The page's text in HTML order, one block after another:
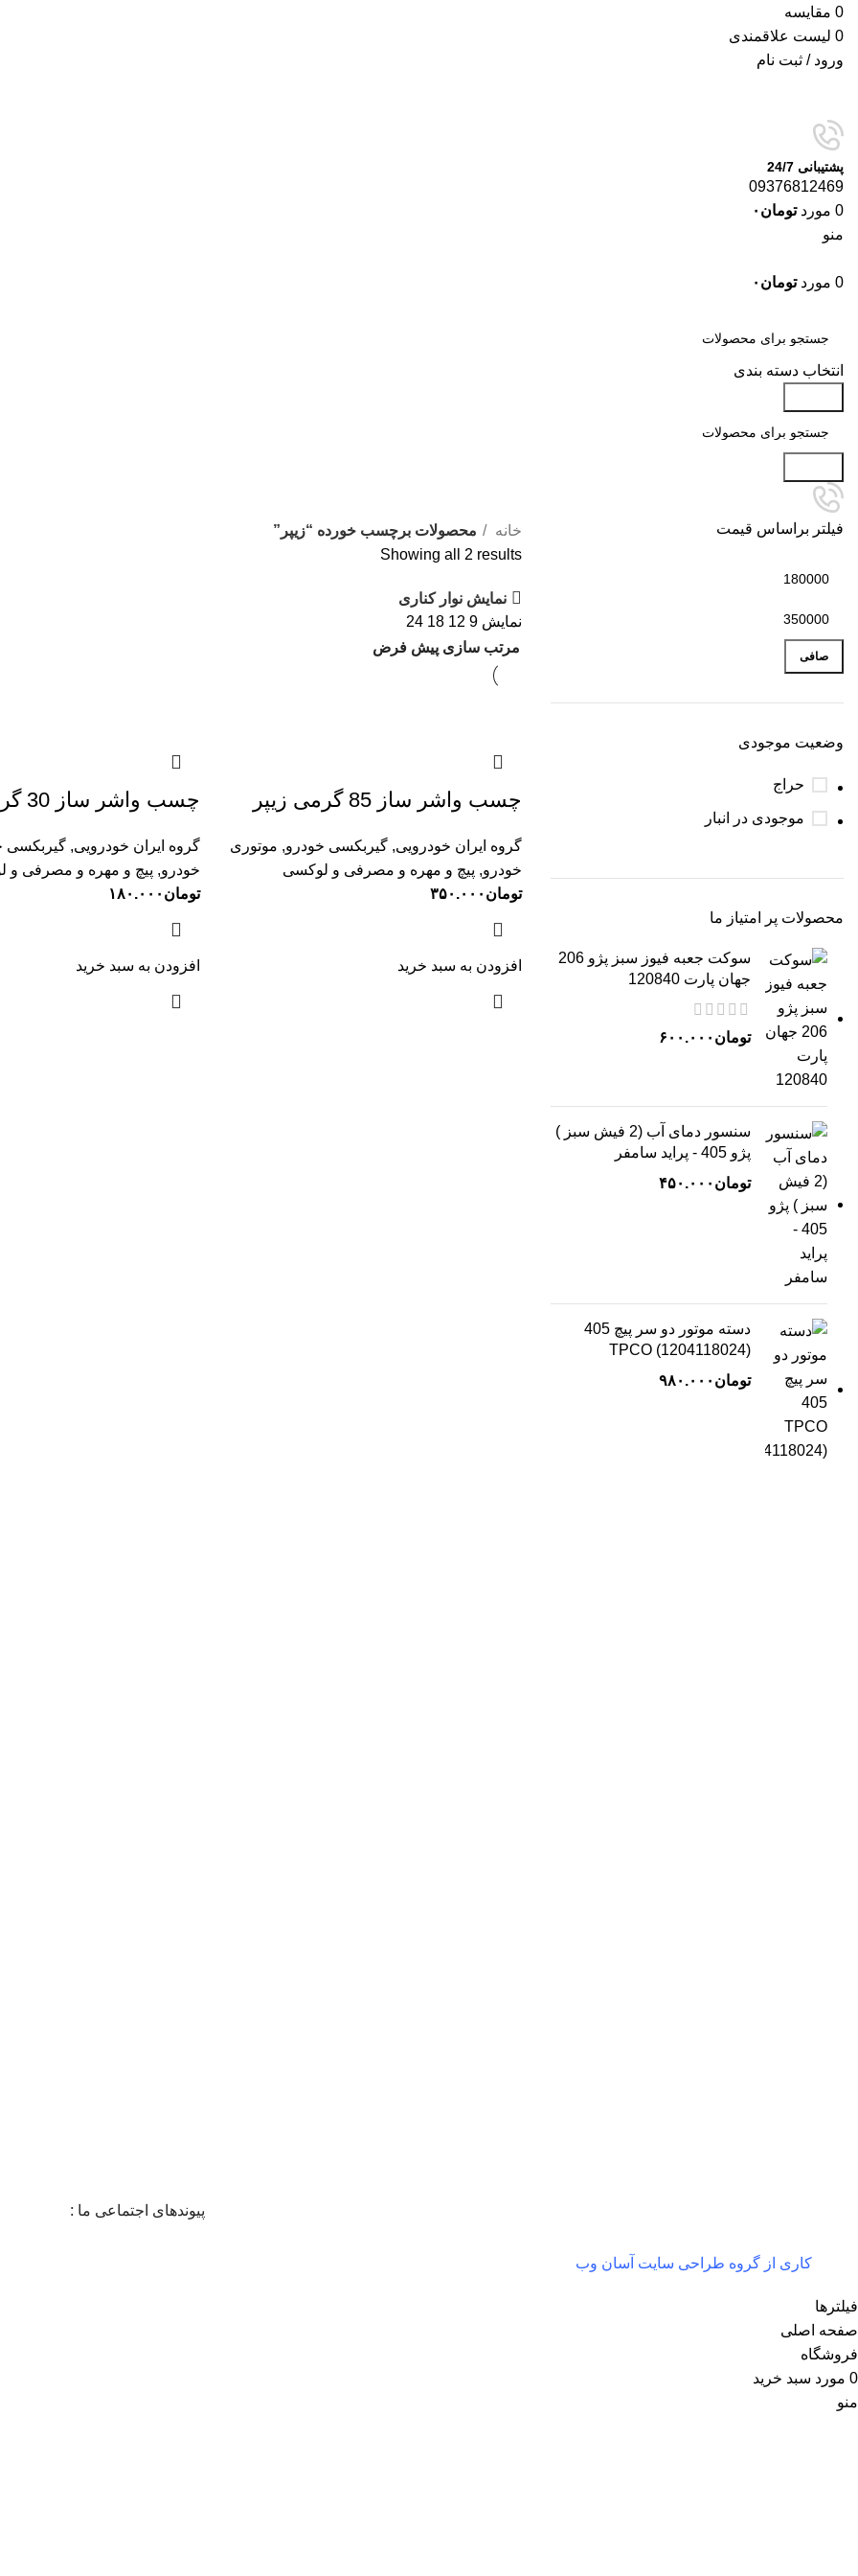
0 مقایسه
0 لیست علاقمندی
ورود / ثبت نام
پشتیبانی 24/7
09376812469
0 مورد تومان ۰
منو
0 مورد تومان ۰
انتخاب دسته بندی
فیلتر براساس قیمت
صافی
وضعیت موجودی
حراج
موجودی در انبار
محصولات پر امتیاز ما
سوکت جعبه فیوز سبز پژو 206
جهان پارت 120840
تومان ۶۰۰.۰۰۰
سنسور دمای آب (2 فیش سبز )
پژو 405 - پراید سامفر
تومان ۴۵۰.۰۰۰
دسته موتور دو سر پیچ 405
TPCO (1204118024)
تومان ۹۸۰.۰۰۰
خانه
محصولات برچسب خورده “زیپر”
Showing all 2 results
نمایش نوار کناری
نمایش 9
12
18
24
چسب واشر ساز 85 گرمی زیپر
گروه ایران خودرویی, گیربکسی خودرو, موتوری
خودرو, پیچ و مهره و مصرفی و لوکسی
تومان ۳۵۰.۰۰۰
افزودن به سبد خرید
چسب واشر ساز 30 گرمی زیپر
گروه ایران خودرویی, گیربکسی
خودرو, پیچ و مهره و مصرفی و
تومان ۱۸۰.۰۰۰
افزودن به سبد خرید
کاری از گروه طراحی سایت آسان وب
پیوندهای اجتماعی ما :
فیلترها
صفحه اصلی
فروشگاه
0 مورد سبد خرید
منو